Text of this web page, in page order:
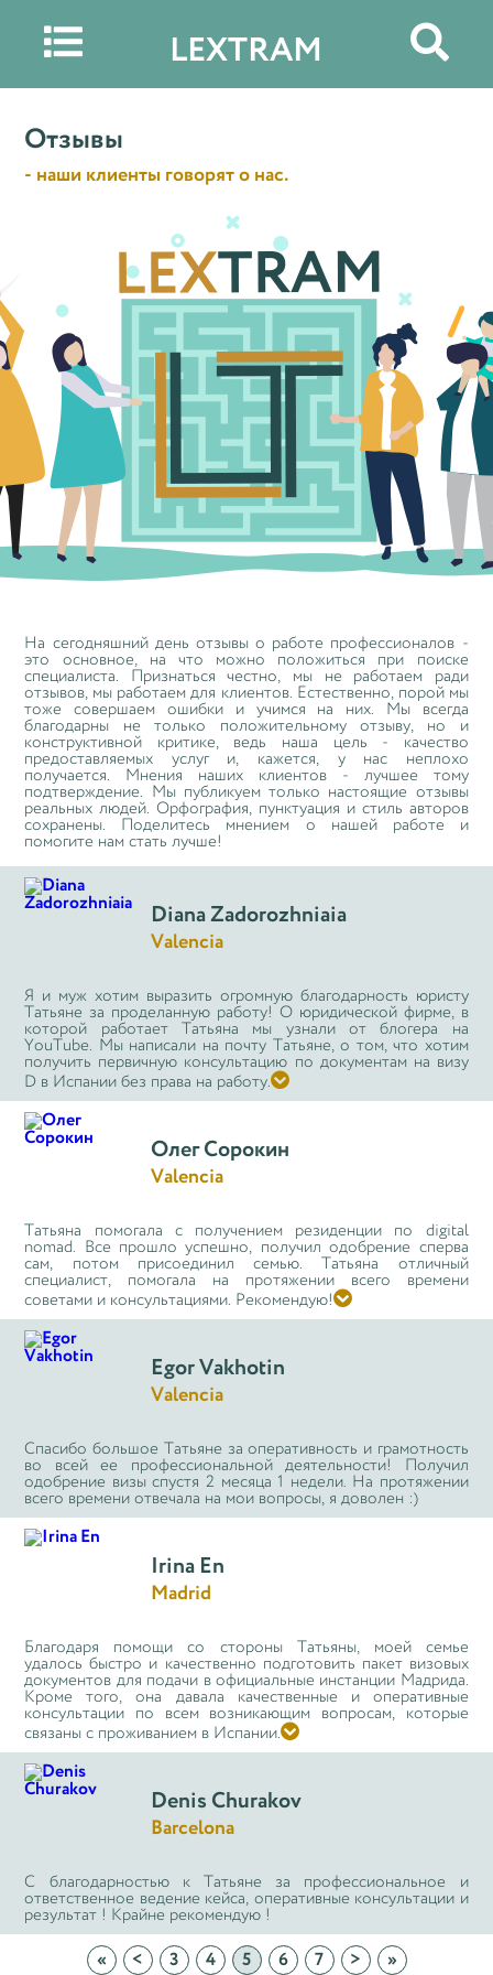
 LEXTRAM 
Отзывы
- наши клиенты говорят о нас.
На сегодняшний день отзывы о работе профессионалов -
это основное, на что можно положиться при поиске
специалиста. Признаться честно, мы не работаем ради
отзывов, мы работаем для клиентов. Естественно, порой мы
тоже совершаем ошибки и учимся на них. Мы всегда
благодарны не только положительному отзыву, но и
конструктивной критике, ведь наша цель - качество
предоставляемых услуг и, кажется, у нас неплохо
получается. Мнения наших клиентов - лучшее тому
подтверждение. Мы публикуем только настоящие отзывы
реальных людей. Орфография, пунктуация и стиль авторов
сохранены. Поделитесь мнением о нашей работе и
помогите нам стать лучше!
Diana Zadorozhniaia
Valencia
Я и муж хотим выразить огромную благодарность юристу
Татьяне за проделанную работу! О юридической фирме, в
которой работает Татьяна мы узнали от блогера на
YouTube. Мы написали на почту Татьяне, о том, что хотим
получить первичную консультацию по документам на визу
D в Испании без права на работу.
Олег Сорокин
Valencia
Татьяна помогала с получением резиденции по digital
nomad. Все прошло успешно, получил одобрение сперва
сам, потом присоединил семью. Татьяна отличный
специалист, помогала на протяжении всего времени
советами и консультациями. Рекомендую!
Egor Vakhotin
Valencia
Спасибо большое Татьяне за оперативность и грамотность
во всей ее профессиональной деятельности! Получил
одобрение визы спустя 2 месяца 1 недели. На протяжении
всего времени отвечала на мои вопросы, я доволен :)
Irina En
Madrid
Благодаря помощи со стороны Татьяны, моей семье
удалось быстро и качественно подготовить пакет визовых
документов для подачи в официальные инстанции Мадрида.
Кроме того, она давала качественные и оперативные
консультации по всем возникающим вопросам, которые
связаны с проживанием в Испании.
Denis Churakov
Barcelona
С благодарностью к Татьяне за профессиональное и
ответственное ведение кейса, оперативные консультации и
результат ! Крайне рекомендую !
« < 3 4 5 6 7 > »